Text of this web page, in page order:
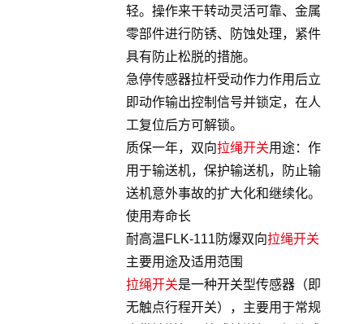
轻。操作来干转动灵活可靠、金属
零部件进行防锈、防蚀处理，紧件
具有防止松脱的措施。
急停传感器拉杆受动作力作用后立
即动作输出控制信号并锁定，在人
工复位后方可解锁。
质保一年，双向拉绳开关用途：作
用于输送机，保护输送机，防止输
送机意外事故的扩大化和继续化。
使用寿命长
耐高温FLK-111防爆双向拉绳开关
主要用途及适用范围
拉绳开关是一种开关型传感器（即
无触点行程开关），主要用于常规